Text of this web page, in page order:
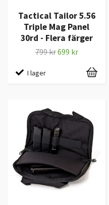
Tactical Tailor 5.56
Triple Mag Panel
30rd - Flera färger
799 kr699 kr
I lager